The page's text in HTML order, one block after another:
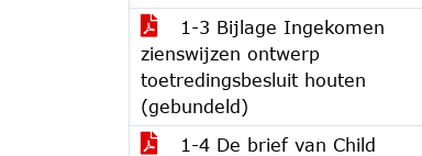
1-3 Bijlage Ingekomen
zienswijzen ontwerp
toetredingsbesluit houten
(gebundeld)
1-4 De brief van Child